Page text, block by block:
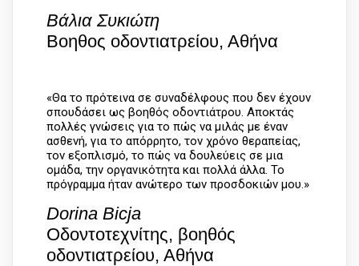
Βάλια Συκιώτη
Βοηθος οδοντιατρείου, Αθήνα
«Θα το πρότεινα σε συναδέλφους που δεν έχουν
σπουδάσει ως βοηθός οδοντιάτρου. Αποκτάς
πολλές γνώσεις για το πώς να μιλάς με έναν
ασθενή, για το απόρρητο, τον χρόνο θεραπείας,
τον εξοπλισμό, το πώς να δουλεύεις σε μια
ομάδα, την οργανικότητα και πολλά άλλα. Το
πρόγραμμα ήταν ανώτερο των προσδοκιών μου.»
Dorina Bicja
Οδοντoτεχνίτης, βοηθός
οδοντιατρείου, Αθήνα